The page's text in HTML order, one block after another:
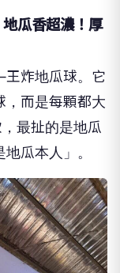
瓜香超濃！厚
炸地瓜球。它
，而是每顆都大
最扯的是地瓜
瓜本人」。